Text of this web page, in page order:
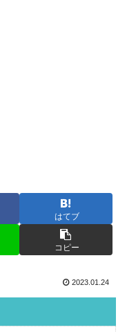
はてブ
コピー
2023.01.24